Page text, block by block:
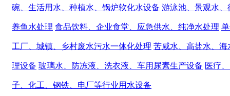
碗、生活用水、种植水、锅炉软化水设备 游泳池、景观水、
养鱼水处理 食品饮料、企业食堂、应急供水、纯净水处理
工厂、城镇、乡村废水污水一体化处理 苦咸水、高盐水、海
理设备 玻璃水、防冻液、洗衣液、车用尿素生产设备 医疗
子、化工、钢铁、电厂等行业用水设备